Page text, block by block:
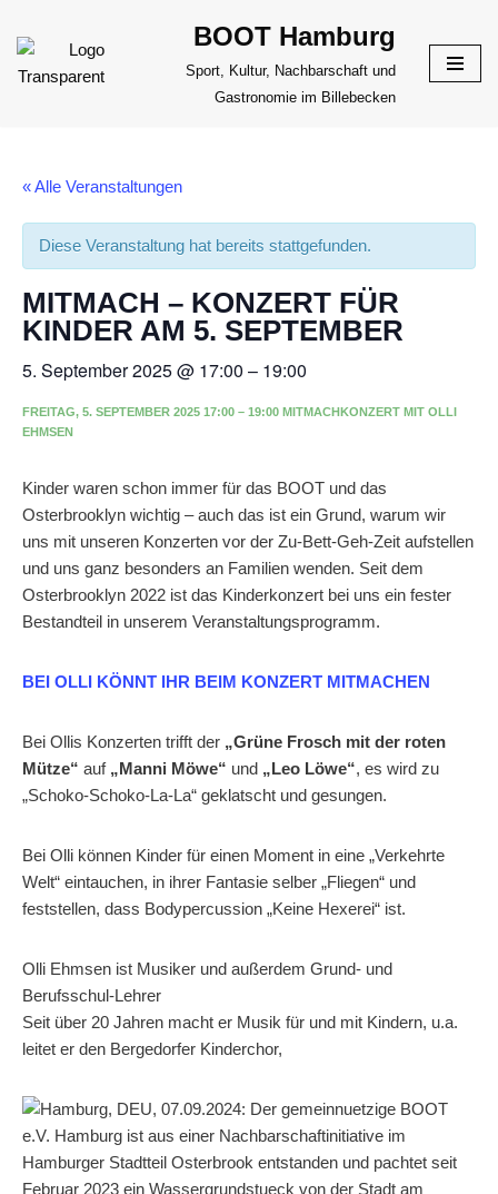
Zum
Inhalt
BOOT Hamburg
Sport, Kultur, Nachbarschaft und
Gastronomie im Billebecken
« Alle Veranstaltungen
Diese Veranstaltung hat bereits stattgefunden.
MITMACH – KONZERT FÜR
KINDER AM 5. SEPTEMBER
5. September 2025@ 17:00 – 19:00
FREITAG, 5. SEPTEMBER 2025 17:00 – 19:00 MITMACHKONZERT MIT OLLI
EHMSEN
Kinder waren schon immer für das BOOT und das
Osterbrooklyn wichtig – auch das ist ein Grund, warum wir
uns mit unseren Konzerten vor der Zu-Bett-Geh-Zeit aufstellen
und uns ganz besonders an Familien wenden. Seit dem
Osterbrooklyn 2022 ist das Kinderkonzert bei uns ein fester
Bestandteil in unserem Veranstaltungsprogramm.
BEI OLLI KÖNNT IHR BEIM KONZERT MITMACHEN
Bei Ollis Konzerten trifft der „Grüne Frosch mit der roten
Mütze“ auf „Manni Möwe“ und „Leo Löwe“, es wird zu
„Schoko-Schoko-La-La“ geklatscht und gesungen.
Bei Olli können Kinder für einen Moment in eine „Verkehrte
Welt“ eintauchen, in ihrer Fantasie selber „Fliegen“ und
feststellen, dass Bodypercussion „Keine Hexerei“ ist.
Olli Ehmsen ist Musiker und außerdem Grund- und
Berufsschul-Lehrer
Seit über 20 Jahren macht er Musik für und mit Kindern, u.a.
leitet er den Bergedorfer Kinderchor,